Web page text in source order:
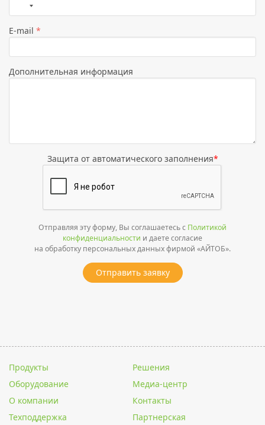
Страна
не
выбрана
E-mail *
Дополнительная информация
Защита от автоматического заполнения*
Отправляя эту форму, Вы соглашаетесь с Политикой
конфиденциальности и даете согласие
на обработку персональных данных фирмой «АЙТОБ».
Отправить заявку
Продукты
Решения
Оборудование
Медиа-центр
О компании
Контакты
Техподдержка
Партнерская